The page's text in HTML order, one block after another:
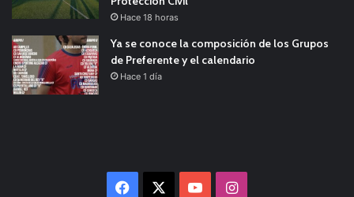
Hace 18 horas
Ya se conoce la composición de los Grupos
de Preferente y el calendario
Hace 1 día
Facebook YouTubeInstagram